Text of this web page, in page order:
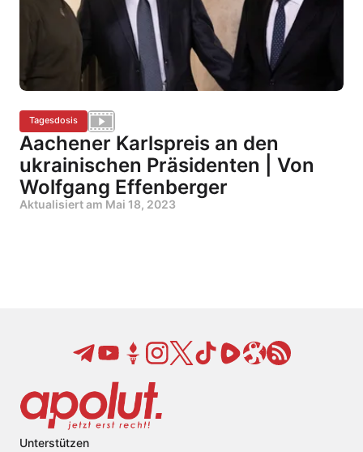
Tagesdosis
Aachener Karlspreis an den
ukrainischen Präsidenten | Von
Wolfgang Effenberger
Aktualisiert am Mai 18, 2023
Unterstützen